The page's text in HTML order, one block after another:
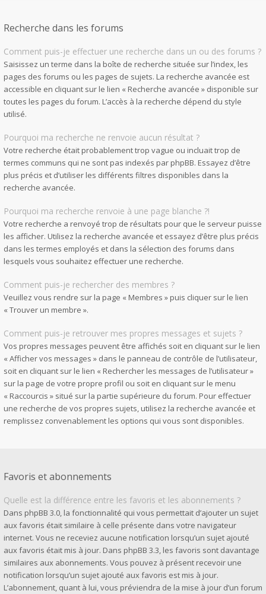
Recherche dans les forums
Comment puis-je effectuer une recherche dans un ou des forums ?
Saisissez un terme dans la boîte de recherche située sur l’index, les
pages des forums ou les pages de sujets. La recherche avancée est
accessible en cliquant sur le lien « Recherche avancée » disponible sur
toutes les pages du forum. L’accès à la recherche dépend du style
utilisé.
Pourquoi ma recherche ne renvoie aucun résultat ?
Votre recherche était probablement trop vague ou incluait trop de
termes communs qui ne sont pas indexés par phpBB. Essayez d’être
plus précis et d’utiliser les différents filtres disponibles dans la
recherche avancée.
Pourquoi ma recherche renvoie à une page blanche ?!
Votre recherche a renvoyé trop de résultats pour que le serveur puisse
les afficher. Utilisez la recherche avancée et essayez d’être plus précis
dans les termes employés et dans la sélection des forums dans
lesquels vous souhaitez effectuer une recherche.
Comment puis-je rechercher des membres ?
Veuillez vous rendre sur la page « Membres » puis cliquer sur le lien
« Trouver un membre ».
Comment puis-je retrouver mes propres messages et sujets ?
Vos propres messages peuvent être affichés soit en cliquant sur le lien
« Afficher vos messages » dans le panneau de contrôle de l’utilisateur,
soit en cliquant sur le lien « Rechercher les messages de l’utilisateur »
sur la page de votre propre profil ou soit en cliquant sur le menu
« Raccourcis » situé sur la partie supérieure du forum. Pour effectuer
une recherche de vos propres sujets, utilisez la recherche avancée et
remplissez convenablement les options qui vous sont disponibles.
Favoris et abonnements
Quelle est la différence entre les favoris et les abonnements ?
Dans phpBB 3.0, la fonctionnalité qui vous permettait d’ajouter un sujet
aux favoris était similaire à celle présente dans votre navigateur
internet. Vous ne receviez aucune notification lorsqu’un sujet ajouté
aux favoris était mis à jour. Dans phpBB 3.3, les favoris sont davantage
similaires aux abonnements. Vous pouvez à présent recevoir une
notification lorsqu’un sujet ajouté aux favoris est mis à jour.
L’abonnement, quant à lui, vous préviendra de la mise à jour d’un forum